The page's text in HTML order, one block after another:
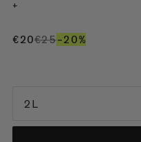
+
€20€20
€25€25
–20%
2 L